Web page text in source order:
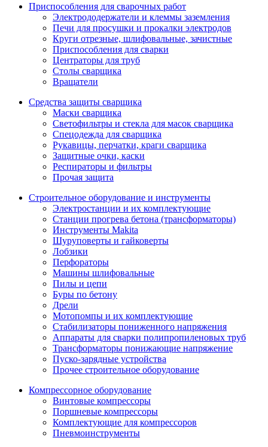
Приспособления для сварочных работ
Электрододержатели и клеммы заземления
Печи для просушки и прокалки электродов
Круги отрезные, шлифовальные, зачистные
Приспособления для сварки
Центраторы для труб
Столы сварщика
Вращатели
Средства защиты сварщика
Маски сварщика
Светофильтры и стекла для масок сварщика
Спецодежда для сварщика
Рукавицы, перчатки, краги сварщика
Защитные очки, каски
Респираторы и фильтры
Прочая защита
Строительное оборудование и инструменты
Электростанции и их комплектующие
Станции прогрева бетона (трансформаторы)
Инструменты Makita
Шуруповерты и гайковерты
Лобзики
Перфораторы
Машины шлифовальные
Пилы и цепи
Буры по бетону
Дрели
Мотопомпы и их комплектующие
Стабилизаторы пониженного напряжения
Аппараты для сварки полипропиленовых труб
Трансформаторы понижающие напряжение
Пуско-зарядные устройства
Прочее строительное оборудование
Компрессорное оборудование
Винтовые компрессоры
Поршневые компрессоры
Комплектующие для компрессоров
Пневмоинструменты